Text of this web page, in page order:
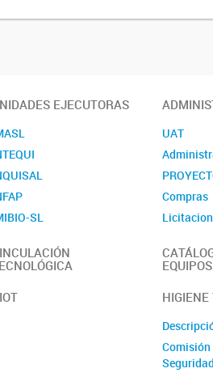
EJECUTORAS
SL
UAT
Compras
EQUIPOS
HIGIENE
Comisión
Seguridad